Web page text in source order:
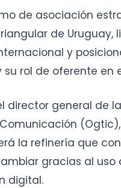
de asociación
de
y
rol de oferente en
director general de
la refinería que
gracias al
digital.